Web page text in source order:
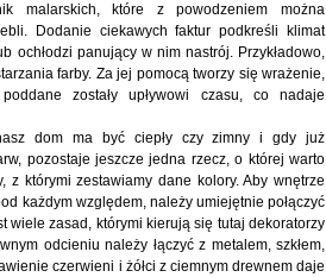
malarskich, które z powodzeniem można
Dodanie ciekawych faktur podkreśli klimat
ochłodzi panujący w nim nastrój. Przykładowo,
farby. Za jej pomocą tworzy się wrażenie,
zostały upływowi czasu, co nadaje
dom ma być ciepły czy zimny i gdy już
pozostaje jeszcze jedna rzecz, o której warto
z którymi zestawiamy dane kolory. Aby wnętrze
każdym względem, należy umiejętnie połączyć
wiele zasad, którymi kierują się tutaj dekoratorzy
odcieniu należy łączyć z metalem, szkłem,
czerwieni i żółci z ciemnym drewnem daje